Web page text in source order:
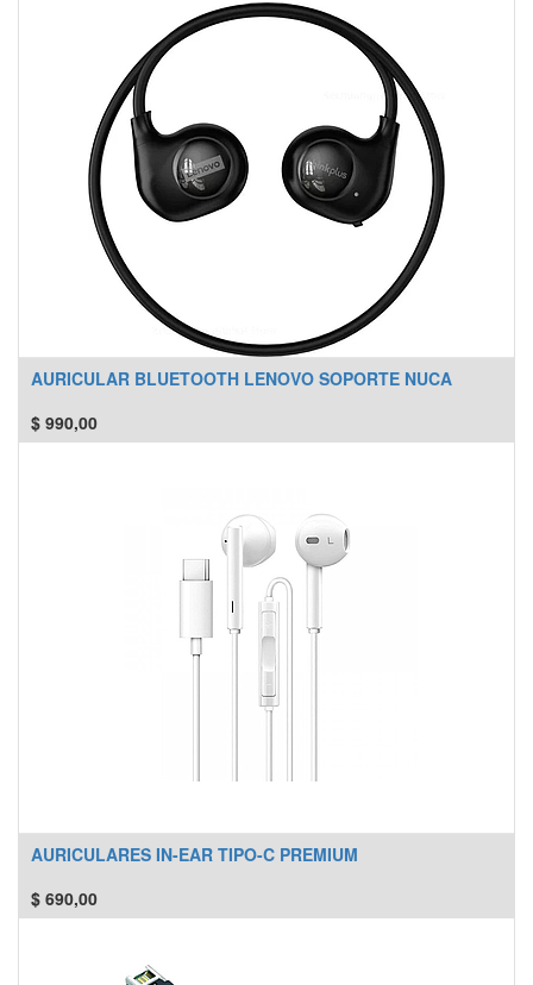
AURICULAR BLUETOOTH LENOVO SOPORTE NUCA
$ 990,00
AURICULARES IN-EAR TIPO-C PREMIUM
$ 690,00